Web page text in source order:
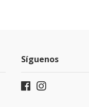
Síguenos